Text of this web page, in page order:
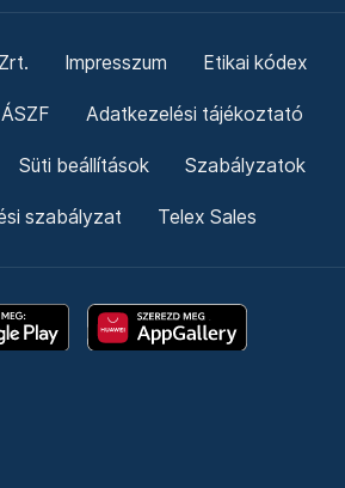
Impresszum Etikai kódex
ÁSZF Adatkezelési tájékoztató
Süti beállítások Szabályzatok
szabályzat Telex Sales